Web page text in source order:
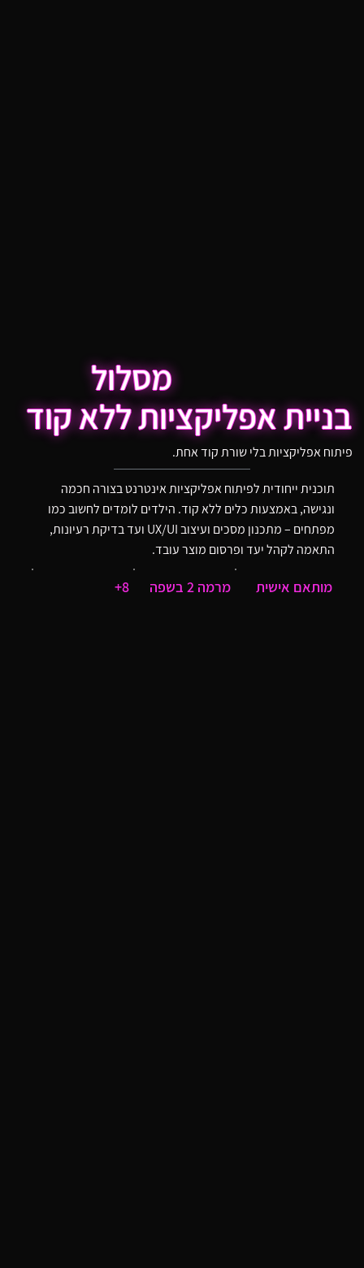
מסלול
בניית אפליקציות ללא קוד
פיתוח אפליקציות בלי שורת קוד אחת.
תוכנית ייחודית לפיתוח אפליקציות אינטרנט בצורה חכמה
ונגישה, באמצעות כלים ללא קוד. הילדים לומדים לחשוב כמו
מפתחים – מתכנון מסכים ועיצוב UX/UI ועד בדיקת רעיונות,
התאמה לקהל יעד ופרסום מוצר עובד.
מותאם אישית מרמה 2 בשפה 8+